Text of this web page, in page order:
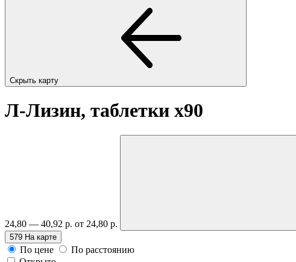
Скрыть карту
Л-Лизин, таблетки x90
24,80 — 40,92 р. от 24,80 р.
579 На карте
По цене
По расстоянию